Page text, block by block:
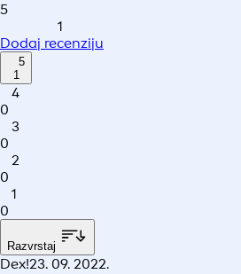
5
1
Dodaj recenziju
5
1
4
0
3
0
2
0
1
0
Razvrstaj
Dex!23. 09. 2022.